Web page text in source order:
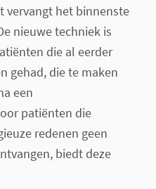
vervangt het binnenste
nieuwe techniek is
die al eerder
gehad, die te maken
een
patiënten die
redenen geen
biedt deze